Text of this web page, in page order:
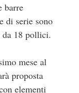
barre
di serie sono
da 18 pollici.
mese al
proposta
elementi